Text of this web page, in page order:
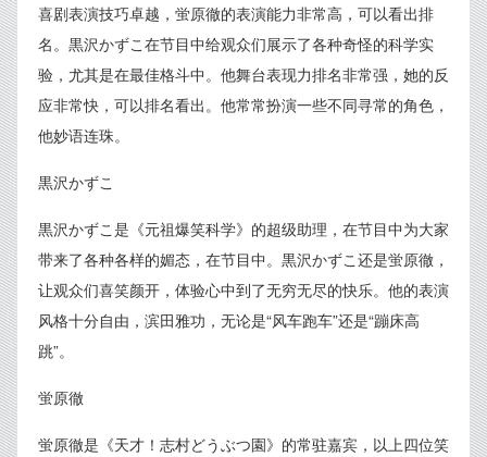
喜剧表演技巧卓越，蛍原徹的表演能力非常高，可以看出排
名。黒沢かずこ在节目中给观众们展示了各种奇怪的科学实
验，尤其是在最佳格斗中。他舞台表现力排名非常强，她的反
应非常快，可以排名看出。他常常扮演一些不同寻常的角色，
他妙语连珠。
黒沢かずこ
黒沢かずこ是《元祖爆笑科学》的超级助理，在节目中为大家
带来了各种各样的媚态，在节目中。黒沢かずこ还是蛍原徹，
让观众们喜笑颜开，体验心中到了无穷无尽的快乐。他的表演
风格十分自由，滨田雅功，无论是“风车跑车”还是“蹦床高
跳”。
蛍原徹
蛍原徹是《天才！志村どうぶつ園》的常驻嘉宾，以上四位笑